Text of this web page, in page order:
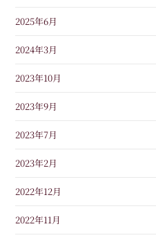
2025年6月
2024年3月
2023年10月
2023年9月
2023年7月
2023年2月
2022年12月
2022年11月